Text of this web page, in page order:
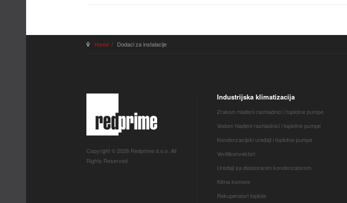
Home Dodaci za instalacije
Copyright © 2026 Redprime d.o.o. All
Rights Reserved.
Industrijska klimatizacija
Zrakom hlađeni rashladnici i toplotne pumpe
Vodom hlađeni rashladnici i toplotne pumpe
Kondenzacijski uređaji i toplotne pumpe
Ventilkonvektori
Uređaji sa dislociranim kondenzatorom
Klima komore
Rekuperatori toplote